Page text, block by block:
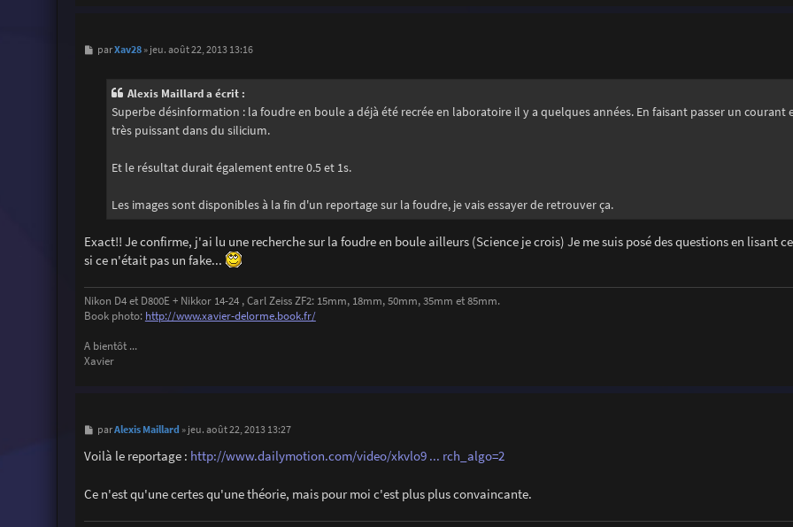
M
parXav28» jeu. août 22, 2013 13:16
Alexis Maillard a écrit :
Superbe désinformation : la foudre en boule a déjà été recrée en laboratoire il y a quelques années. En faisant passer un courant
très puissant dans du silicium.
Et le résultat durait également entre 0.5 et 1s.
Les images sont disponibles à la fin d'un reportage sur la foudre, je vais essayer de retrouver ça.
Exact!! Je confirme, j'ai lu une recherche sur la foudre en boule ailleurs (Science je crois) Je me suis posé des questions en lisant
si ce n'était pas un fake...
Nikon D4 et D800E + Nikkor 14-24 , Carl Zeiss ZF2: 15mm, 18mm, 50mm, 35mm et 85mm.
Book photo: http://www.xavier-delorme.book.fr/
A bientôt ...
Xavier
M
s
s
e
parAlexis Maillard » jeu. août 22, 2013 13:27
Voilà le reportage : http://www.dailymotion.com/video/xkvlo9 ... rch_algo=2
Ce n'est qu'une certes qu'une théorie, mais pour moi c'est plus plus convaincante.